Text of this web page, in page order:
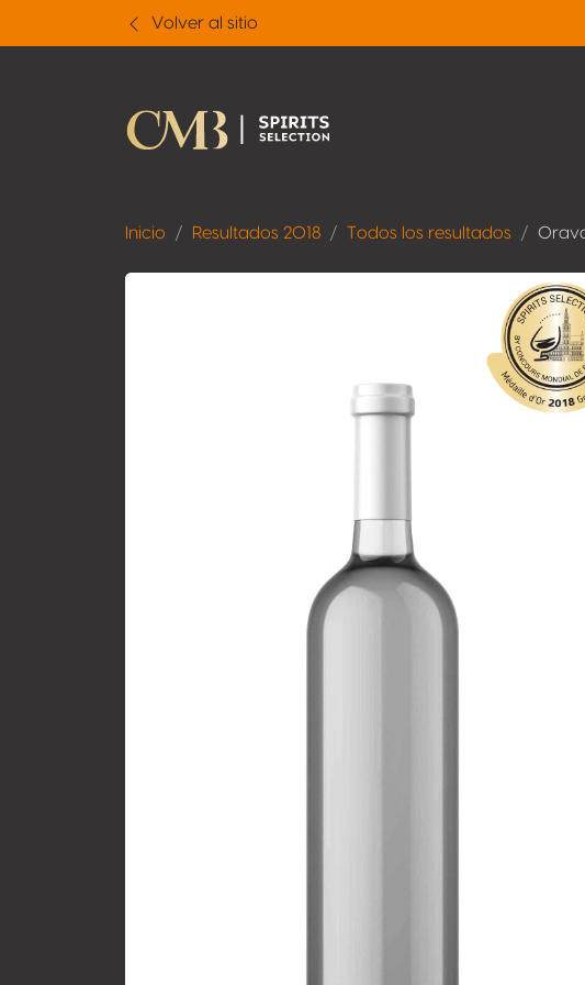
Volver al sitio
Inicio Resultados 2018 Todos los resultados